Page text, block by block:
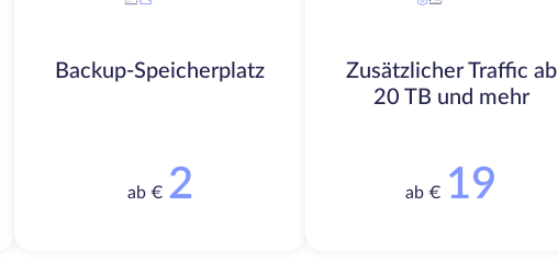
Backup-Speicherplatz
ab € 2
Zusätzlicher Traffic ab
20 TB und mehr
ab € 19